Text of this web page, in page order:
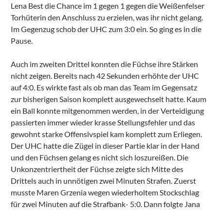
Lena Best die Chance im 1 gegen 1 gegen die Weißenfelser
Torhüterin den Anschluss zu erzielen, was ihr nicht gelang.
Im Gegenzug schob der UHC zum 3:0 ein. So ging es in die
Pause.
Auch im zweiten Drittel konnten die Füchse ihre Stärken
nicht zeigen. Bereits nach 42 Sekunden erhöhte der UHC
auf 4:0. Es wirkte fast als ob man das Team im Gegensatz
zur bisherigen Saison komplett ausgewechselt hatte. Kaum
ein Ball konnte mitgenommen werden, in der Verteidigung
passierten immer wieder krasse Stellungsfehler und das
gewohnt starke Offensivspiel kam komplett zum Erliegen.
Der UHC hatte die Zügel in dieser Partie klar in der Hand
und den Füchsen gelang es nicht sich loszureißen. Die
Unkonzentriertheit der Füchse zeigte sich Mitte des
Drittels auch in unnötigen zwei Minuten Strafen. Zuerst
musste Maren Grzenia wegen wiederholtem Stockschlag
für zwei Minuten auf die Strafbank- 5:0. Dann folgte Jana